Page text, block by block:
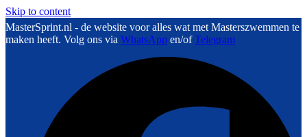
Skip to content
MasterSprint.nl - de website voor alles wat met Masterszwemmen te
maken heeft. Volg ons via WhatsApp en/ofTelegram